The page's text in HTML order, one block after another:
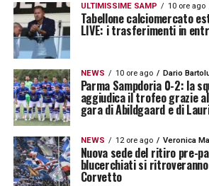
ULTIMISSIME SAMP 10 ore ago
Tabellone calciomercato
LIVE: i trasferimenti in
NEWS 10 ore ago Dario
Parma Sampdoria 0-2: la
aggiudica il trofeo grazie
gara di Abildgaard e di
NEWS 12 ore ago Veronica
Nuova sede del ritiro pre-
blucerchiati si ritroveranno
Corvetto